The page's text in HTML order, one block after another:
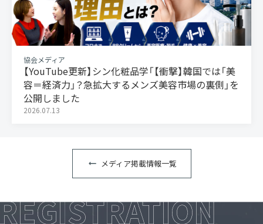
協会メディア
【YouTube更新】シン化粧品学「【衝撃】韓国では「美
容＝経済力」？急拡大するメンズ美容市場の裏側」を
公開しました
2026.07.13
メディア掲載情報一覧